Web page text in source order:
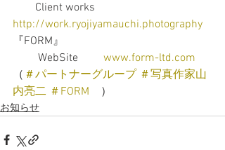
Client works
http://work.ryojiyamauchi.photography
『FORM』
WebSite www.form-ltd.com
（ ＃パートナーグループ ＃写真作家山
内亮二 ＃FORM ）
お知らせ